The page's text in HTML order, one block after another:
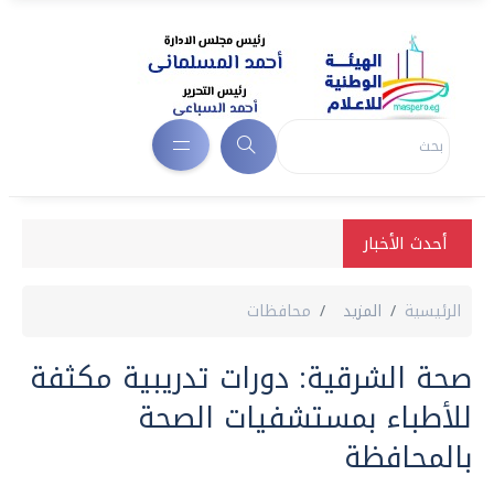
أحدث الأخبار
الرئيسية المزيد محافظات
صحة الشرقية: دورات تدريبية مكثفة
للأطباء بمستشفيات الصحة
بالمحافظة